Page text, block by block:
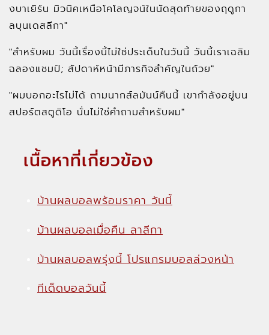
งบาเยิร์น มิวนิคเหนือโคโลญจน์ในนัดสุดท้ายของฤดูกา
ลบุนเดสลีกา"
"สำหรับผม วันนี้เรื่องนี้ไม่ใช่ประเด็นในวันนี้ วันนี้เราเฉลิม
ฉลองแชมป์; สัปดาห์หน้ามีภารกิจสำคัญในถ้วย"
"ผมบอกอะไรไม่ได้ ถามนากส์ลมันน์คืนนี้ เขากำลังอยู่บน
สปอร์ตสตูดิโอ นั่นไม่ใช่คำถามสำหรับผม"
เนื้อหาที่เกี่ยวข้อง
บ้านผลบอลพร้อมราคา วันนี้
บ้านผลบอลเมื่อคืน ลาลีกา
บ้านผลบอลพรุ่งนี้ โปรแกรมบอลล่วงหน้า
ทีเด็ดบอลวันนี้